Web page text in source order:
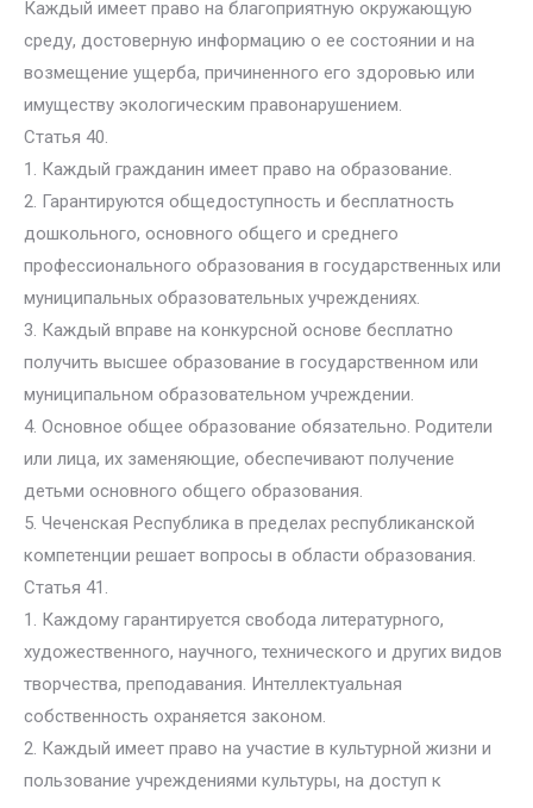
Каждый имеет право на благоприятную окружающую
среду, достоверную информацию о ее состоянии и на
возмещение ущерба, причиненного его здоровью или
имуществу экологическим правонарушением.
Статья 40.
1. Каждый гражданин имеет право на образование.
2. Гарантируются общедоступность и бесплатность
дошкольного, основного общего и среднего
профессионального образования в государственных или
муниципальных образовательных учреждениях.
3. Каждый вправе на конкурсной основе бесплатно
получить высшее образование в государственном или
муниципальном образовательном учреждении.
4. Основное общее образование обязательно. Родители
или лица, их заменяющие, обеспечивают получение
детьми основного общего образования.
5. Чеченская Республика в пределах республиканской
компетенции решает вопросы в области образования.
Статья 41.
1. Каждому гарантируется свобода литературного,
художественного, научного, технического и других видов
творчества, преподавания. Интеллектуальная
собственность охраняется законом.
2. Каждый имеет право на участие в культурной жизни и
пользование учреждениями культуры, на доступ к